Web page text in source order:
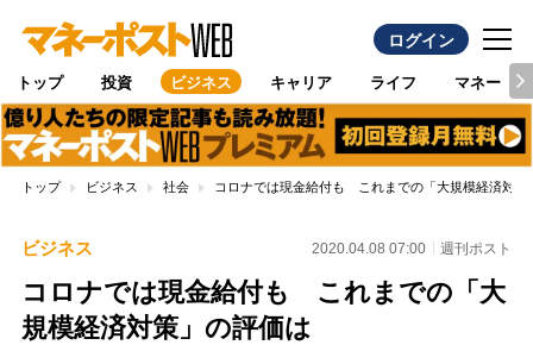
ログイン
トップ 投資 ビジネス キャリア ライフ マネー
トップ ビジネス 社会 コロナでは現金給付も これまでの「大規模経済対策
ビジネス 2020.04.08 07:00 週刊ポスト
コロナでは現金給付も これまでの「大
規模経済対策」の評価は